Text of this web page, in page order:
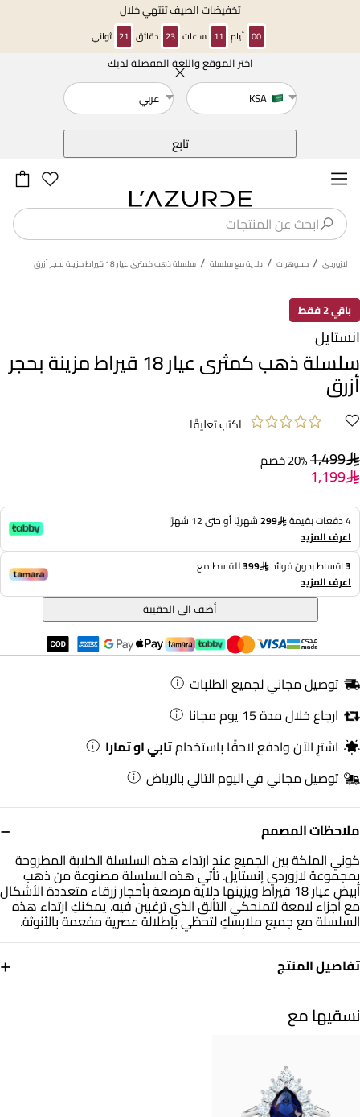
تخفيضات الصيف تنتهي خلال
00 أيام 11 ساعات 23 دقائق 21 ثواني
اختر الموقع واللغة المفضلة لديك
KSA
عربي
تابع
لازوردى / مجوهرات / دلاية مع سلسلة / سلسلة ذهب كمثرى عيار 18 قيراط مزينة بحجر أزرق
باقي 2 فقط
ملاحظات المصمم −
كوني الملكة بين الجميع عند ارتداء هذه السلسلة الخلابة المطروحة
بمجموعة لازوردي إنستايل. تأتي هذه السلسلة مصنوعة من ذهب
أبيض عيار 18 قيراط ويزينها دلاية مرصعة بأحجار زرقاء متعددة الأشكال
مع أجزاء لامعة لتمنحكي التألق الذي ترغبين فيه. يمكنكِ ارتداء هذه
السلسلة مع جميع ملابسكِ لتحظي بإطلالة عصرية مفعمة بالأنوثة.
تفاصيل المنتج
+
ذهب أبيض 18 قيراط
رقم الموديل
111404240286
انستايل
سلسلة ذهب كمثرى عيار 18 قيراط مزينة بحجر
أزرق
اكتب تعليقًا
1,49920% خصم
1,199
4 دفعات بقيمة 299شهريًا أو حتى 12 شهرًا
اعرف المزيد
3اقساط بدون فوائد 399للقسط مع
اعرف المزيد
أضف الى الحقيبة
توصيل مجاني لجميع الطلبات
ارجاع خلال مدة 15 يوم مجانا
اشترِ الآن وادفع لاحقًا باستخدامتابي او تمارا
توصيل مجاني في اليوم التالي بالرياض
نسقيها مع